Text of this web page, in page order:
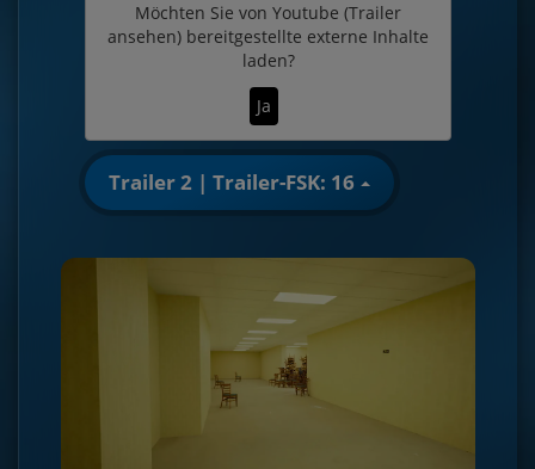
Möchten Sie von Youtube (Trailer
ansehen) bereitgestellte externe Inhalte
laden?
Ja
Trailer 2 | Trailer-FSK: 16